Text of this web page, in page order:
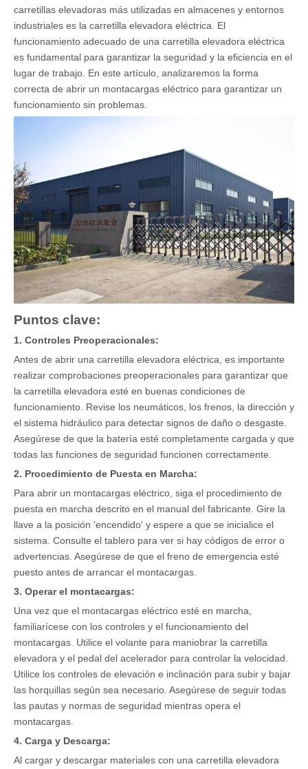
carretillas elevadoras más utilizadas en almacenes y entornos
industriales es la carretilla elevadora eléctrica. El
funcionamiento adecuado de una carretilla elevadora eléctrica
es fundamental para garantizar la seguridad y la eficiencia en el
lugar de trabajo. En este artículo, analizaremos la forma
correcta de abrir un montacargas eléctrico para garantizar un
funcionamiento sin problemas.
Puntos clave:
1. Controles Preoperacionales:
Antes de abrir una carretilla elevadora eléctrica, es importante
realizar comprobaciones preoperacionales para garantizar que
la carretilla elevadora esté en buenas condiciones de
funcionamiento. Revise los neumáticos, los frenos, la dirección y
el sistema hidráulico para detectar signos de daño o desgaste.
Asegúrese de que la batería esté completamente cargada y que
todas las funciones de seguridad funcionen correctamente.
2. Procedimiento de Puesta en Marcha:
Para abrir un montacargas eléctrico, siga el procedimiento de
puesta en marcha descrito en el manual del fabricante. Gire la
llave a la posición 'encendido' y espere a que se inicialice el
sistema. Consulte el tablero para ver si hay códigos de error o
advertencias. Asegúrese de que el freno de emergencia esté
puesto antes de arrancar el montacargas.
3. Operar el montacargas:
Una vez que el montacargas eléctrico esté en marcha,
familiarícese con los controles y el funcionamiento del
montacargas. Utilice el volante para maniobrar la carretilla
elevadora y el pedal del acelerador para controlar la velocidad.
Utilice los controles de elevación e inclinación para subir y bajar
las horquillas según sea necesario. Asegúrese de seguir todas
las pautas y normas de seguridad mientras opera el
montacargas.
4. Carga y Descarga:
Al cargar y descargar materiales con una carretilla elevadora